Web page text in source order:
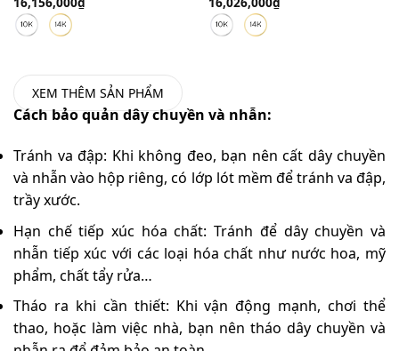
XEM THÊM SẢN PHẨM
Cách bảo quản dây chuyền và nhẫn:
Tránh va đập: Khi không đeo, bạn nên cất dây chuyền
và nhẫn vào hộp riêng, có lớp lót mềm để tránh va đập,
trầy xước.
Hạn chế tiếp xúc hóa chất: Tránh để dây chuyền và
nhẫn tiếp xúc với các loại hóa chất như nước hoa, mỹ
phẩm, chất tẩy rửa…
Tháo ra khi cần thiết: Khi vận động mạnh, chơi thể
thao, hoặc làm việc nhà, bạn nên tháo dây chuyền và